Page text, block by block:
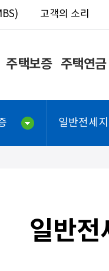
고객의 소리
주택보증 주택연금
일반전세
일반전